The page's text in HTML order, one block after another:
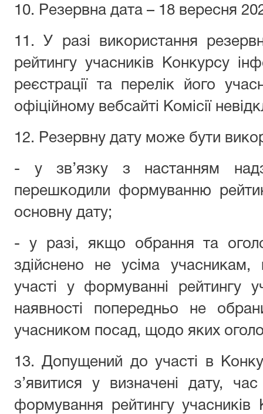
10. Резервна дата – 18 вересня
11. У разі використання
рейтингу учасників Конкурсу
реєстрації та перелік його
офіційному вебсайті Комісії
12. Резервну дату може бути
- у зв’язку з настанням
перешкодили формуванню
основну дату;
- у разі, якщо обрання та
здійснено не усіма
участі у формуванні рейтингу
наявності попередньо не
учасником посад, щодо яких
13. Допущений до участі в
з’явитися у визначені дату,
формування рейтингу